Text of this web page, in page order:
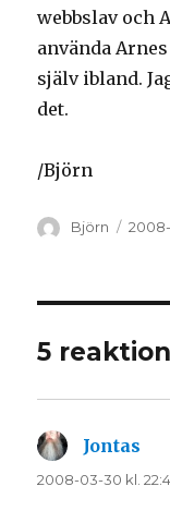
webbslav och
använda
själv ibland.
det.
/Björn
Författare
Björn
5
Jontas
2008-03-30 kl.